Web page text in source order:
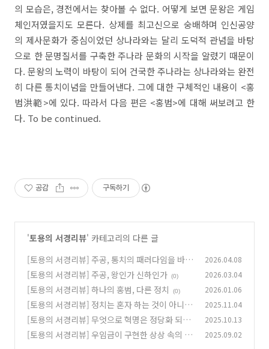
의 모습은, 경전에서는 찾아볼 수 없다. 어떻게 보면 문왕은 게임
체인저였을지도 모른다. 상제를 최고신으로 숭배하며 인신공양
의 제사문화가 중심이었던 상나라와는 달리 도덕적 관념을 바탕
으로 한 문명질서를 구축한 주나라 문화의 시작을 알렸기 때문이
다. 문왕의 노력이 바탕이 되어 건국한 주나라는 상나라와는 완전
히 다른 통치이념을 만들어낸다. 그에 대한 구체적인 내용이 <홍
범洪範>에 있다. 따라서 다음 편은 <홍범>에 대해 써보려고 한
다. To be continued.
공감 구독하기
'토용의 서경리뷰' 카테고리의 다른 글
[토용의 서경리뷰] 주공, 통치의 패러다임을 바꾸
다 (0)
2026.04.08
[토용의 서경리뷰] 주공, 왕인가 신하인가 (0) 2026.03.04
[토용의 서경리뷰] 하나의 홍범, 다른 정치 (0) 2026.01.06
[토용의 서경리뷰] 정치는 혼자 하는 것이 아니다
(0)
2025.11.04
[토용의 서경리뷰] 무엇으로 혁명은 정당화 되는
가 (0)
2025.10.13
[토용의 서경리뷰] 우임금이 구현한 상상 속의 천
2025.09.02